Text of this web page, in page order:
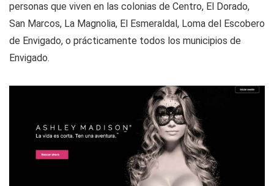
personas que viven en las colonias de Centro, El Dorado,
San Marcos, La Magnolia, El Esmeraldal, Loma del Escobero
de Envigado, o prácticamente todos los municipios de
Envigado.